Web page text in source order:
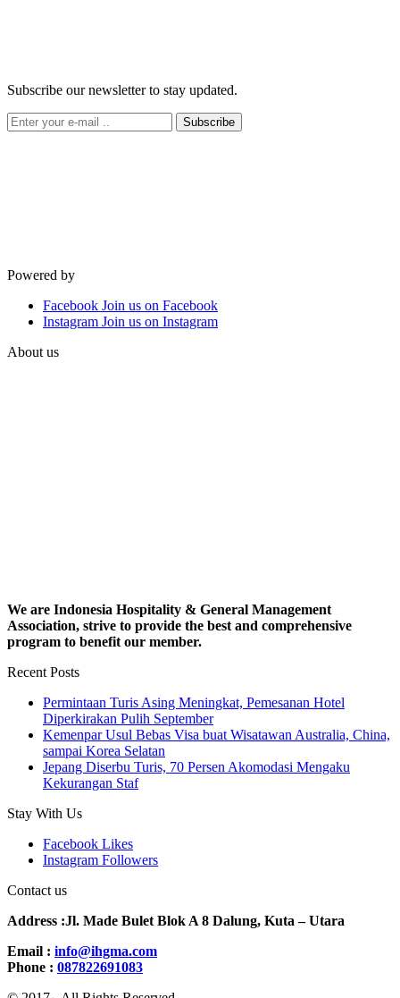
Subscribe our newsletter to stay updated.
Subscribe
Powered by
Facebook Join us on Facebook
Instagram Join us on Instagram
About us
We are Indonesia Hospitality & General Management
Association, strive to provide the best and comprehensive
program to benefit our member.
Recent Posts
Permintaan Turis Asing Meningkat, Pemesanan Hotel
Diperkirakan Pulih September
Kemenpar Usul Bebas Visa buat Wisatawan Australia, China,
sampai Korea Selatan
Jepang Diserbu Turis, 70 Persen Akomodasi Mengaku
Kekurangan Staf
Stay With Us
Facebook Likes
Instagram Followers
Contact us
Address :Jl. Made Bulet Blok A 8 Dalung, Kuta – Utara
Email : info@ihgma.com
Phone : 087822691083